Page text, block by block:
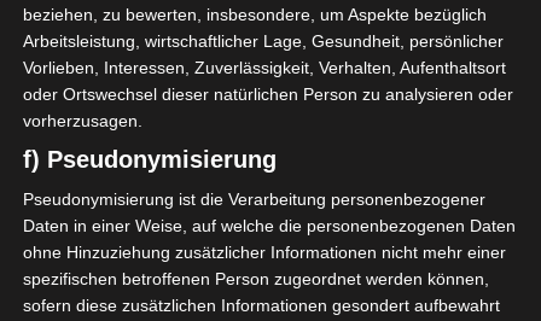
beziehen, zu bewerten, insbesondere, um Aspekte bezüglich
Arbeitsleistung, wirtschaftlicher Lage, Gesundheit, persönlicher
Vorlieben, Interessen, Zuverlässigkeit, Verhalten, Aufenthaltsort
oder Ortswechsel dieser natürlichen Person zu analysieren oder
vorherzusagen.
f) Pseudonymisierung
Pseudonymisierung ist die Verarbeitung personenbezogener
Daten in einer Weise, auf welche die personenbezogenen Daten
ohne Hinzuziehung zusätzlicher Informationen nicht mehr einer
spezifischen betroffenen Person zugeordnet werden können,
sofern diese zusätzlichen Informationen gesondert aufbewahrt